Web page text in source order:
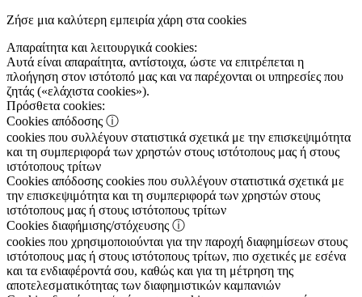
Ζήσε μια καλύτερη εμπειρία χάρη στα cookies
Απαραίτητα και λειτουργικά cookies:
Αυτά είναι απαραίτητα, αντίστοιχα, ώστε να επιτρέπεται η
πλοήγηση στον ιστότοπό μας και να παρέχονται οι υπηρεσίες που
ζητάς («ελάχιστα cookies»).
Πρόσθετα cookies:
Cookies απόδοσης ⓘ
cookies που συλλέγουν στατιστικά σχετικά με την επισκεψιμότητα
και τη συμπεριφορά των χρηστών στους ιστότοπους μας ή στους
ιστότοπους τρίτων
Cookies απόδοσης cookies που συλλέγουν στατιστικά σχετικά με
την επισκεψιμότητα και τη συμπεριφορά των χρηστών στους
ιστότοπους μας ή στους ιστότοπους τρίτων
Cookies διαφήμισης/στόχευσης ⓘ
cookies που χρησιμοποιούνται για την παροχή διαφημίσεων στους
ιστότοπους μας ή στους ιστότοπους τρίτων, πιο σχετικές με εσένα
και τα ενδιαφέροντά σου, καθώς και για τη μέτρηση της
αποτελεσματικότητας των διαφημιστικών καμπανιών